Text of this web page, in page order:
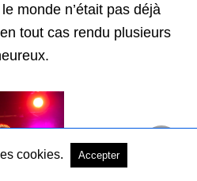
monde n’était pas déjà
tout cas rendu plusieurs
cookies. Accepter